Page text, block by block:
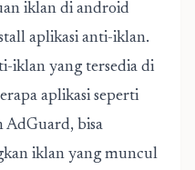
iklan di android
aplikasi anti-iklan.
iklan yang tersedia di
aplikasi seperti
AdGuard, bisa
iklan yang muncul